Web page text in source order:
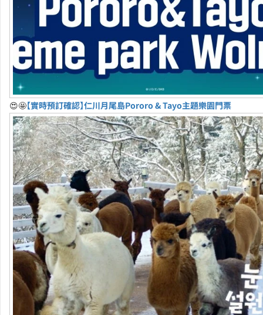
😍🤩【實時預訂確認】仁川月尾島Pororo & Tayo主題樂園門票